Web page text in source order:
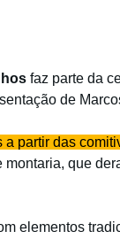
faz parte da
de
a partir das
que
elementos